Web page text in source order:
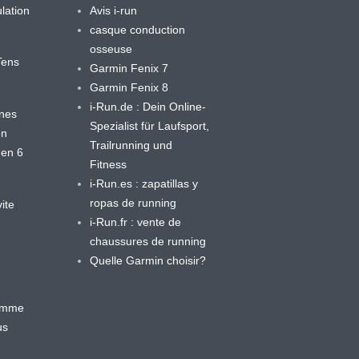
6
Avis i-run
casque conduction
osseuse
Garmin Fenix 7
Garmin Fenix 8
i-Run.de : Dein Online-
Spezialist für Laufsport,
Trailrunning und
Fitness
i-Run.es : zapatillas y
ropas de running
i-Run.fr : vente de
chaussures de running
Quelle Garmin choisir?